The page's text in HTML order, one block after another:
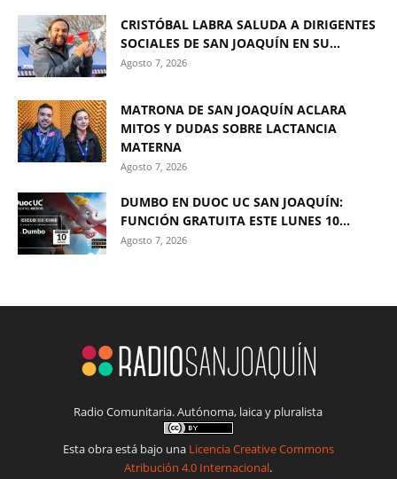
CRISTÓBAL LABRA SALUDA A DIRIGENTES
SOCIALES DE SAN JOAQUÍN EN SU...
Agosto 7, 2026
MATRONA DE SAN JOAQUÍN ACLARA
MITOS Y DUDAS SOBRE LACTANCIA
MATERNA
Agosto 7, 2026
DUMBO EN DUOC UC SAN JOAQUÍN:
FUNCIÓN GRATUITA ESTE LUNES 10...
Agosto 7, 2026
Radio Comunitaria. Autónoma, laica y pluralista
Esta obra está bajo una Licencia Creative Commons
Atribución 4.0 Internacional.